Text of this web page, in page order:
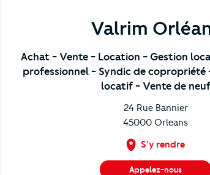
Valrim
Achat - Vente - Location - Gestion
professionnel - Syndic de copropriété
locatif - Vente de neuf
24 Rue Bannier
45000 Orleans
S'y rendre
Appelez-nous